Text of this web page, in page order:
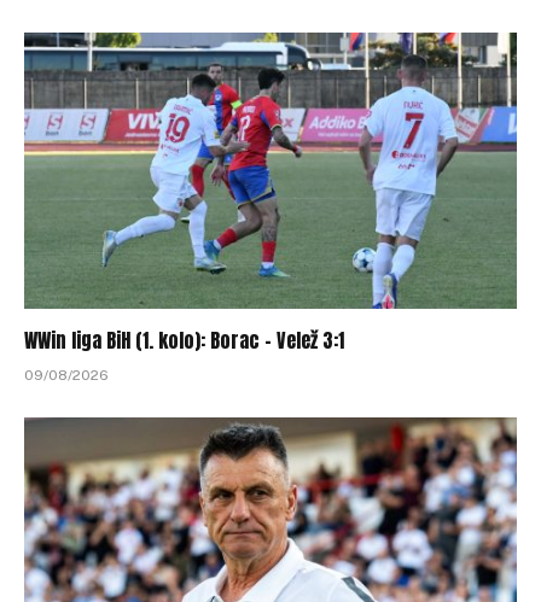
WWin liga BiH (1. kolo): Borac – Velež 3:1
09/08/2026